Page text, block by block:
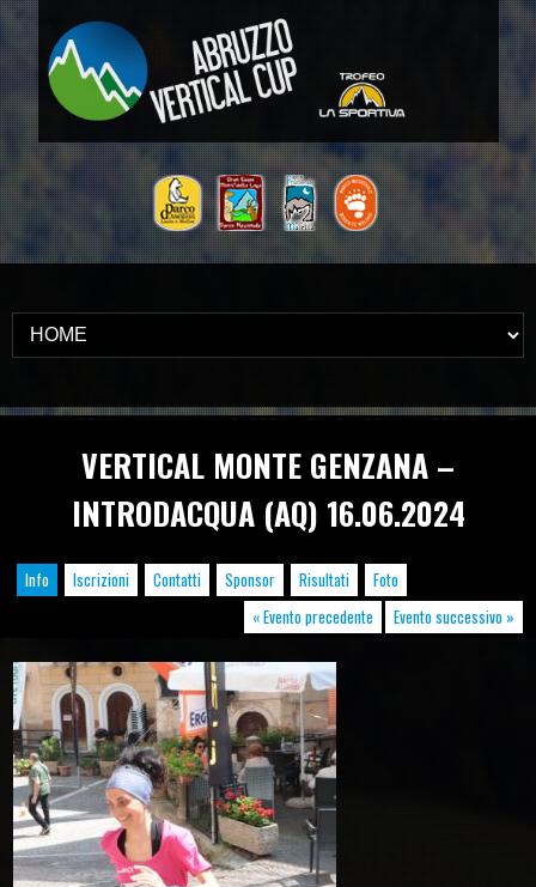
VERTICAL MONTE GENZANA –
INTRODACQUA (AQ) 16.06.2024
Info Iscrizioni Contatti Sponsor Risultati
Foto
« Evento precedente
Evento successivo »